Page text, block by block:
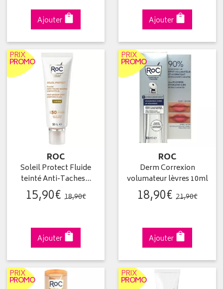
Ajouter Ajouter
PRIX
PROMO
ROC
Soleil Protect Fluide
teinté Anti-Taches…
15,90€ 18,90€
Ajouter
PRIX
PROMO
ROC
Derm Correxion
volumateur lèvres 10ml
18,90€ 21,90€
Ajouter
PRIX
PROMO
PRIX
PROMO